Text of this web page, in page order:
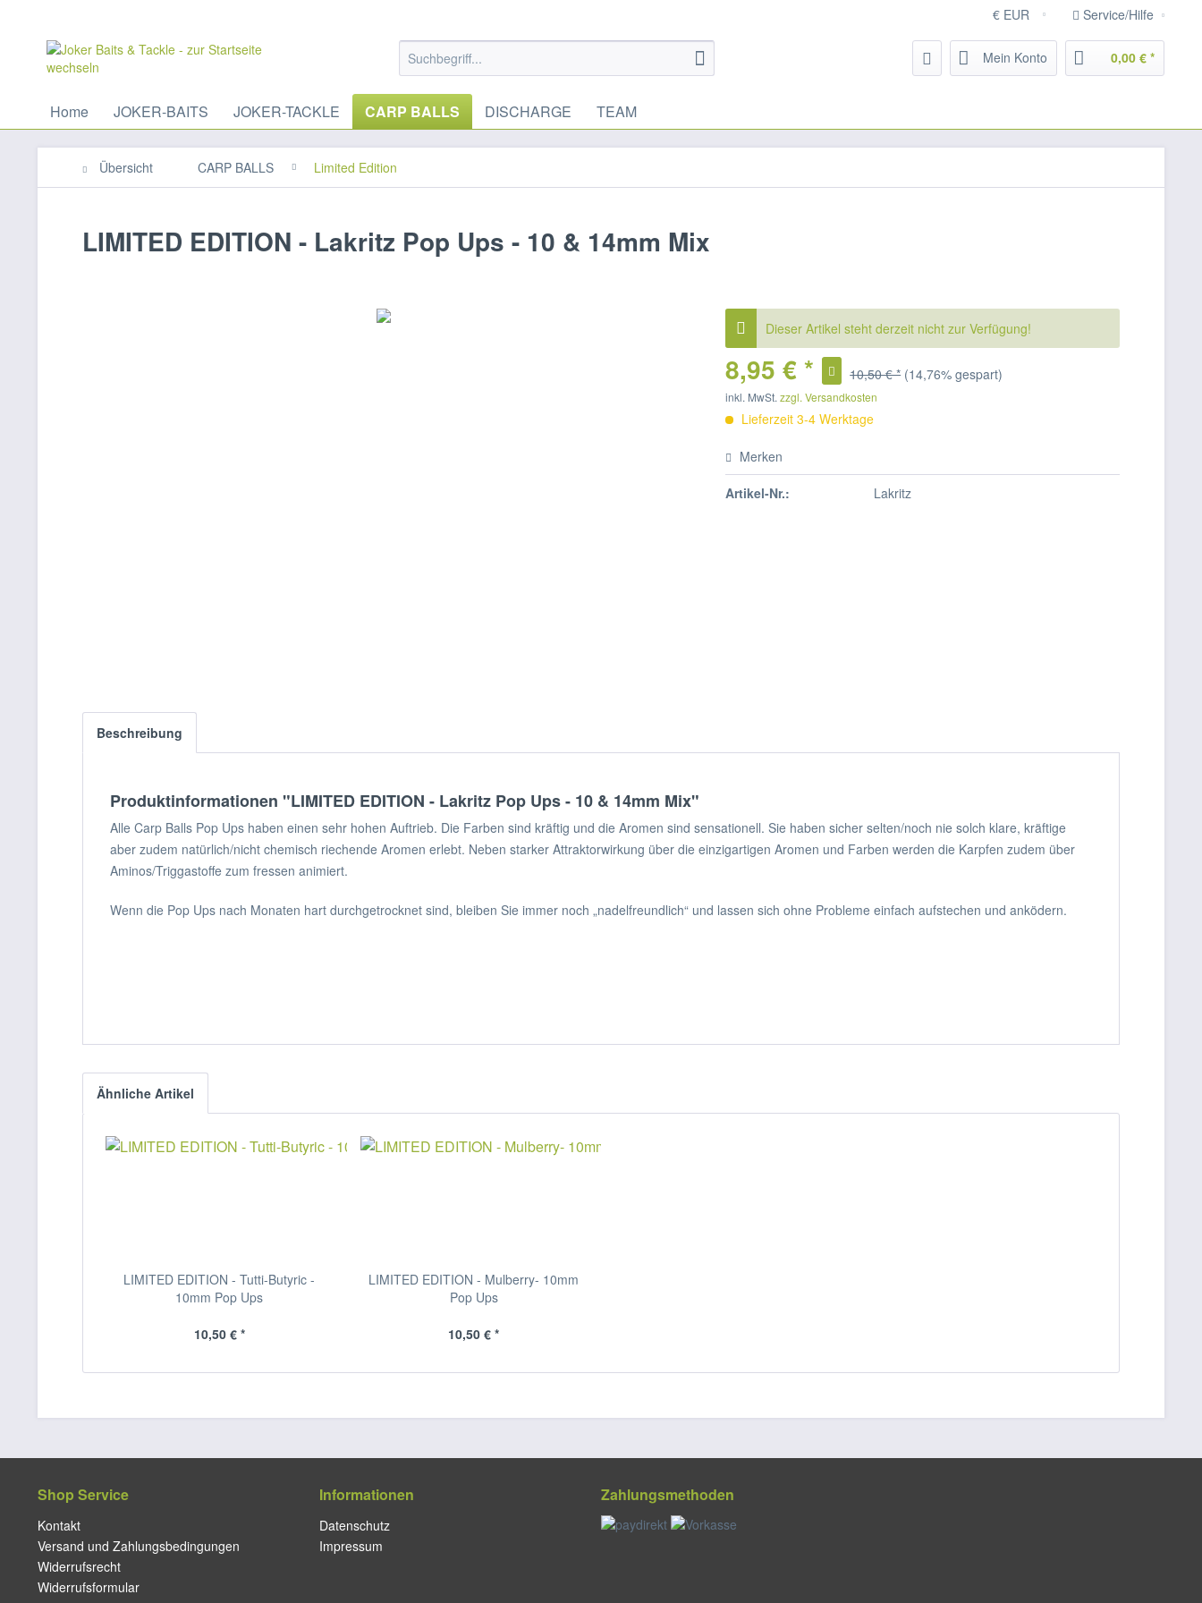
Service/Hilfe
Mein Konto 0,00 € *
Home JOKER-BAITS JOKER-TACKLE CARP BALLS DISCHARGE TEAM
Übersicht CARP BALLS Limited Edition
LIMITED EDITION - Lakritz Pop Ups - 10 & 14mm Mix
Dieser Artikel steht derzeit nicht zur Verfügung!
8,95 € * 10,50 € * (14,76% gespart)
inkl. MwSt.zzgl. Versandkosten
Lieferzeit 3-4 Werktage
Merken
Artikel-Nr.: Lakritz
Beschreibung
Produktinformationen "LIMITED EDITION - Lakritz Pop Ups - 10 & 14mm Mix"
Alle Carp Balls Pop Ups haben einen sehr hohen Auftrieb. Die Farben sind kräftig und die Aromen sind sensationell. Sie haben sicher selten/noch nie solch klare, kräftige
aber zudem natürlich/nicht chemisch riechende Aromen erlebt. Neben starker Attraktorwirkung über die einzigartigen Aromen und Farben werden die Karpfen zudem über
Aminos/Triggastoffe zum fressen animiert.
Wenn die Pop Ups nach Monaten hart durchgetrocknet sind, bleiben Sie immer noch „nadelfreundlich“ und lassen sich ohne Probleme einfach aufstechen und anködern.
Ähnliche Artikel
LIMITED EDITION - Tutti-Butyric -
10mm Pop Ups
10,50 € *
LIMITED EDITION - Mulberry- 10mm
Pop Ups
10,50 € *
Shop Service
Kontakt
Versand und Zahlungsbedingungen
Widerrufsrecht
Widerrufsformular
Informationen
Datenschutz
Impressum
Zahlungsmethoden